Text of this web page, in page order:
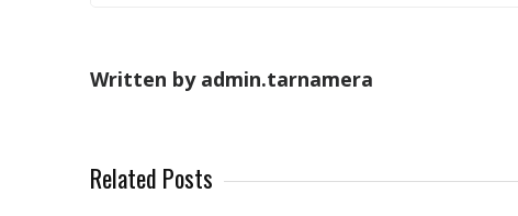
Written by admin.tarnamera
Related Posts